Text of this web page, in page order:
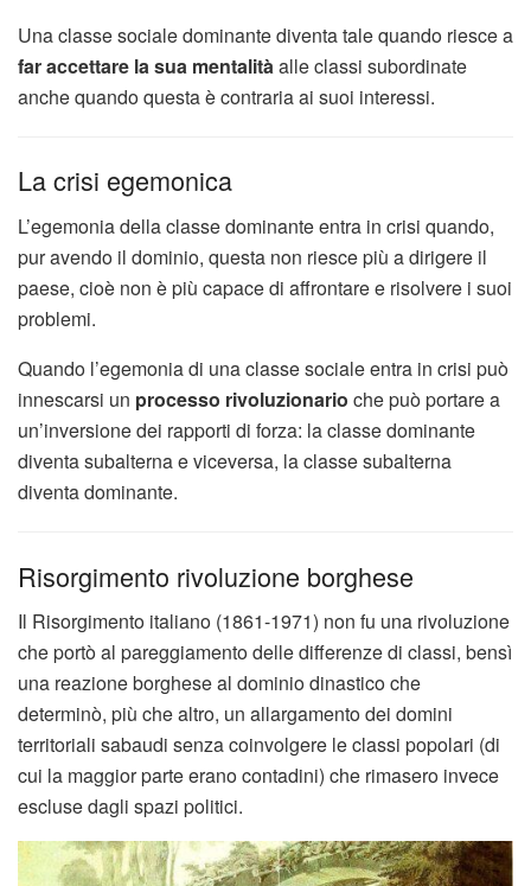
Una classe sociale dominante diventa tale quando riesce a
far accettare la sua mentalitàalle classi subordinate
anche quando questa è contraria ai suoi interessi.
La crisi egemonica
L’egemonia della classe dominante entra in crisi quando,
pur avendo il dominio, questa non riesce più a dirigere il
paese, cioè non è più capace di affrontare e risolvere i suoi
problemi.
Quando l’egemonia di una classe sociale entra in crisi può
innescarsi un processo rivoluzionario che può portare a
un’inversione dei rapporti di forza: la classe dominante
diventa subalterna e viceversa, la classe subalterna
diventa dominante.
Risorgimento rivoluzione borghese
Il Risorgimento italiano (1861-1971) non fu una rivoluzione
che portò al pareggiamento delle differenze di classi, bensì
una reazione borghese al dominio dinastico che
determinò, più che altro, un allargamento dei domini
territoriali sabaudi senza coinvolgere le classi popolari (di
cui la maggior parte erano contadini) che rimasero invece
escluse dagli spazi politici.